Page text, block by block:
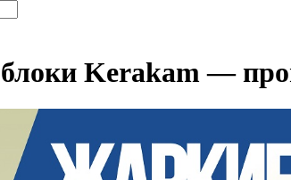
блоки Kerakam —